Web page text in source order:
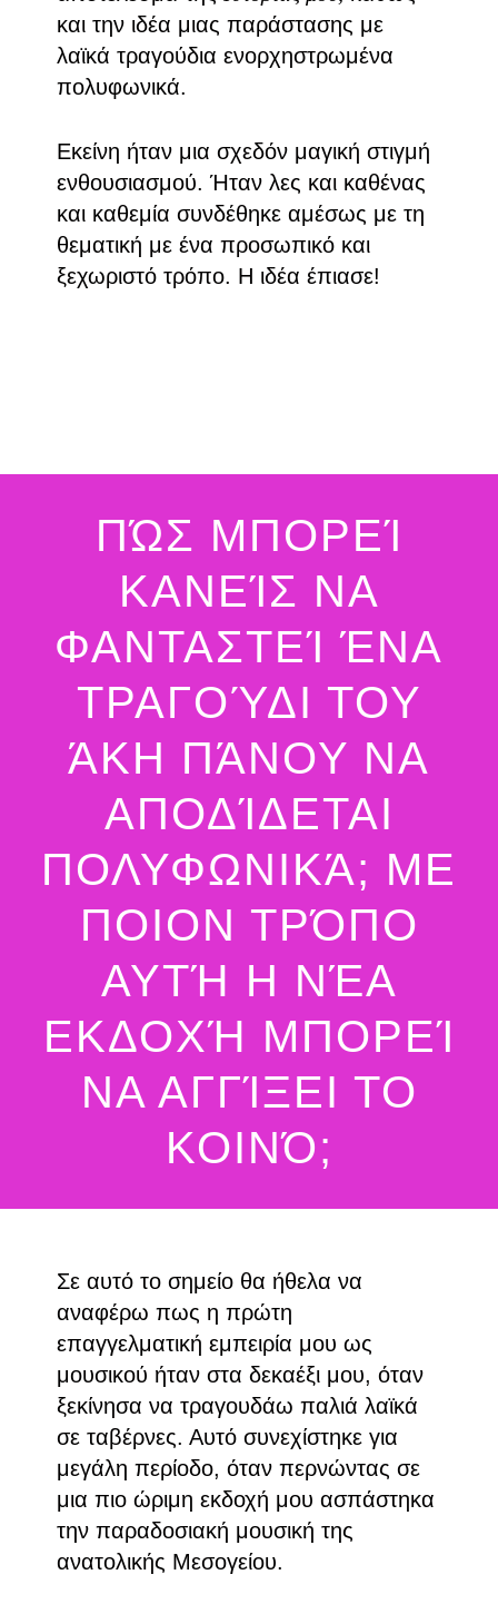
και την ιδέα μιας παράστασης με
λαϊκά τραγούδια ενορχηστρωμένα
πολυφωνικά.
Εκείνη ήταν μια σχεδόν μαγική στιγμή
ενθουσιασμού. Ήταν λες και καθένας
και καθεμία συνδέθηκε αμέσως με τη
θεματική με ένα προσωπικό και
ξεχωριστό τρόπο. Η ιδέα έπιασε!
ΠΏΣ ΜΠΟΡΕΊ
ΚΑΝΕΊΣ ΝΑ
ΦΑΝΤΑΣΤΕΊ ΈΝΑ
ΤΡΑΓΟΎΔΙ ΤΟΥ
ΆΚΗ ΠΆΝΟΥ ΝΑ
ΑΠΟΔΊΔΕΤΑΙ
ΠΟΛΥΦΩΝΙΚΆ; ΜΕ
ΠΟΙΟΝ ΤΡΌΠΟ
ΑΥΤΉ Η ΝΈΑ
ΕΚΔΟΧΉ ΜΠΟΡΕΊ
ΝΑ ΑΓΓΊΞΕΙ ΤΟ
ΚΟΙΝΌ;
Σε αυτό το σημείο θα ήθελα να
αναφέρω πως η πρώτη
επαγγελματική εμπειρία μου ως
μουσικού ήταν στα δεκαέξι μου, όταν
ξεκίνησα να τραγουδάω παλιά λαϊκά
σε ταβέρνες. Αυτό συνεχίστηκε για
μεγάλη περίοδο, όταν περνώντας σε
μια πιο ώριμη εκδοχή μου ασπάστηκα
την παραδοσιακή μουσική της
ανατολικής Μεσογείου.